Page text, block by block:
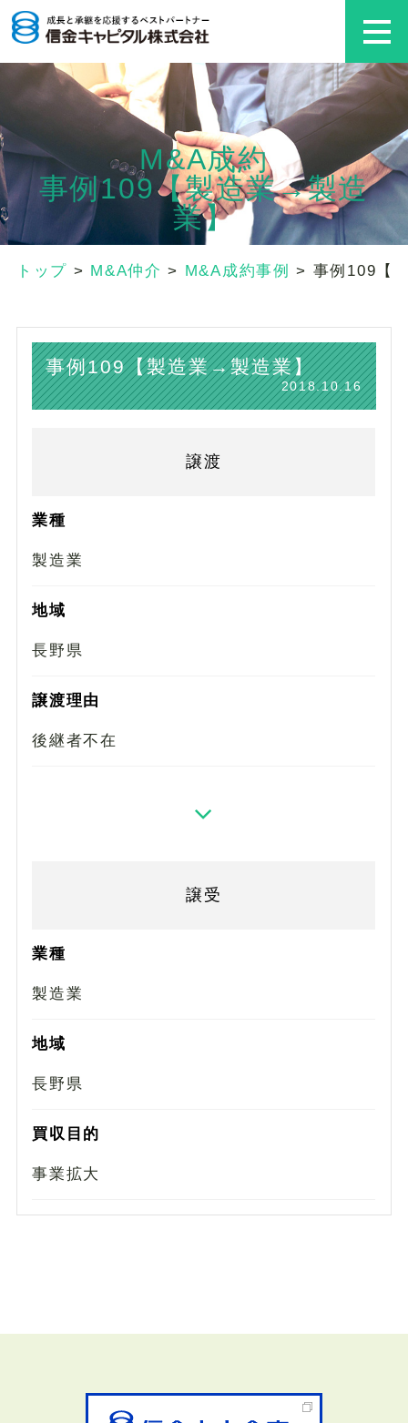
M&A成約
事例109【製造業→製造
業】
トップ > M&A仲介 > M&A成約事例 > 事例109【
事例109【製造業→製造業】
2018.10.16
譲渡
業種
製造業
地域
長野県
譲渡理由
後継者不在
譲受
業種
製造業
地域
長野県
買収目的
事業拡大